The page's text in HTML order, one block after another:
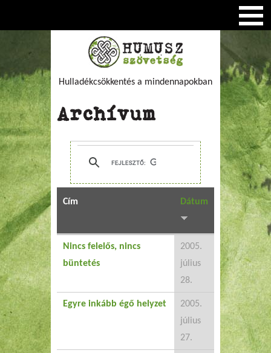
Hulladékcsökkentés a mindennapokban
Archívum
Cím Dátum
Nincs felelős, nincs
büntetés
2005.
július
28.
Egyre inkább égő helyzet
2005.
július
27.